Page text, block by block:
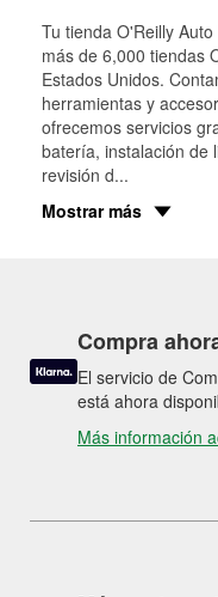
Tu tienda O'Reilly
más de 6,000 tiendas
Estados Unidos.
herramientas y
ofrecemos servicios
batería, instalación de
revisión d...
Mostrar más
Compra
El servicio de
está ahora
Más información